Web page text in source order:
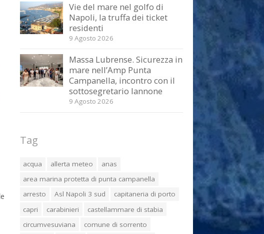
Vie del mare nel golfo di
Napoli, la truffa dei ticket
residenti
9 Agosto 2026
Massa Lubrense. Sicurezza in
mare nell’Amp Punta
Campanella, incontro con il
sottosegretario Iannone
9 Agosto 2026
Tag
acqua allerta meteo
anas
area marina protetta di punta campanella
arresto
Asl Napoli 3 sud
capitaneria di porto
capri
carabinieri
castellammare di stabia
circumvesuviana
comune di sorrento